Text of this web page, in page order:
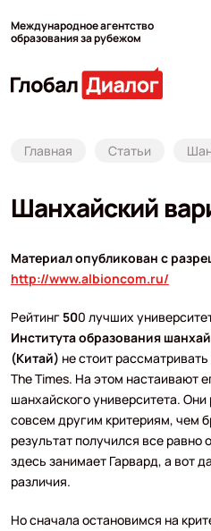
Международное агентство
образования за рубежом
Главная Статьи
Шанхайский
Материал опубликован с
http://www.albioncom.ru/
Рейтинг 500 лучших
Института образования
(Китай) не стоит
The Times. На этом настаивают
шанхайского университета.
совсем другим критериям, чем
результат получился все
здесь занимает Гарвард, а вот
различия.
Но сначала остановимся на